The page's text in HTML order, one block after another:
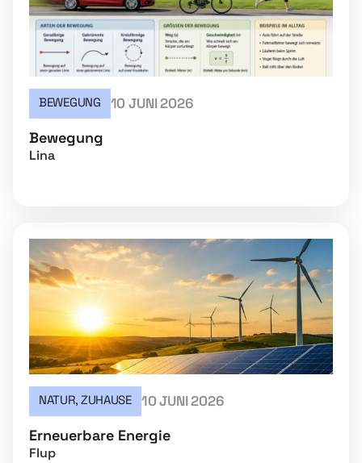
BEWEGUNG 10 JUNI 2026
Bewegung
Lina
NATUR, ZUHAUSE 10 JUNI 2026
Erneuerbare Energie
Flup